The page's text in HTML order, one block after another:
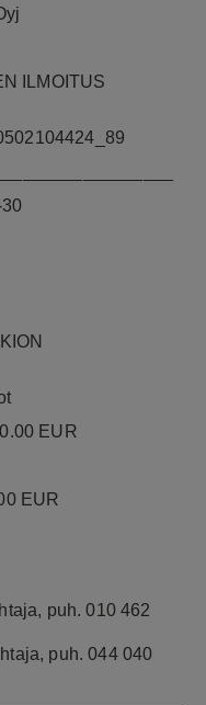
ILMOITUS
EUR
EUR
puh. 010 462
puh. 044 040